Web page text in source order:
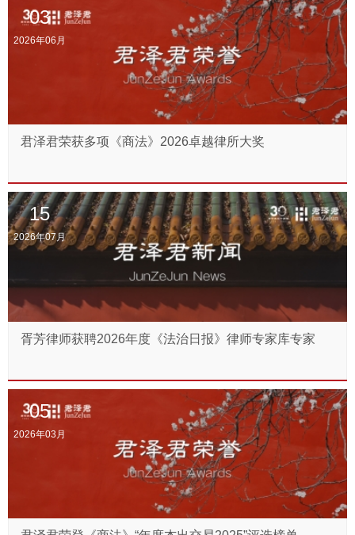
03
2026年06月
君泽君荣获多项《商法》2026卓越律所大奖
15
2026年07月
胥芳律师获聘2026年度《法治日报》律师专家库专家
05
2026年03月